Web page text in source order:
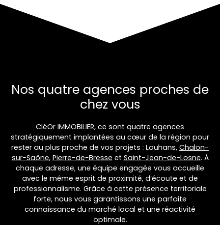
Nos quatre agences proches de
chez vous
CléOr IMMOBILIER, ce sont quatre agences
stratégiquement implantées au cœur de la région pour
rester au plus proche de vos projets : Louhans, Chalon-
sur-Saône, Pierre-de-Bresse et Saint-Jean-de-Losne. À
chaque adresse, une équipe engagée vous accueille
avec le même esprit de proximité, d’écoute et de
professionnalisme. Grâce à cette présence territoriale
forte, nous vous garantissons une parfaite
connaissance du marché local et une réactivité
optimale.